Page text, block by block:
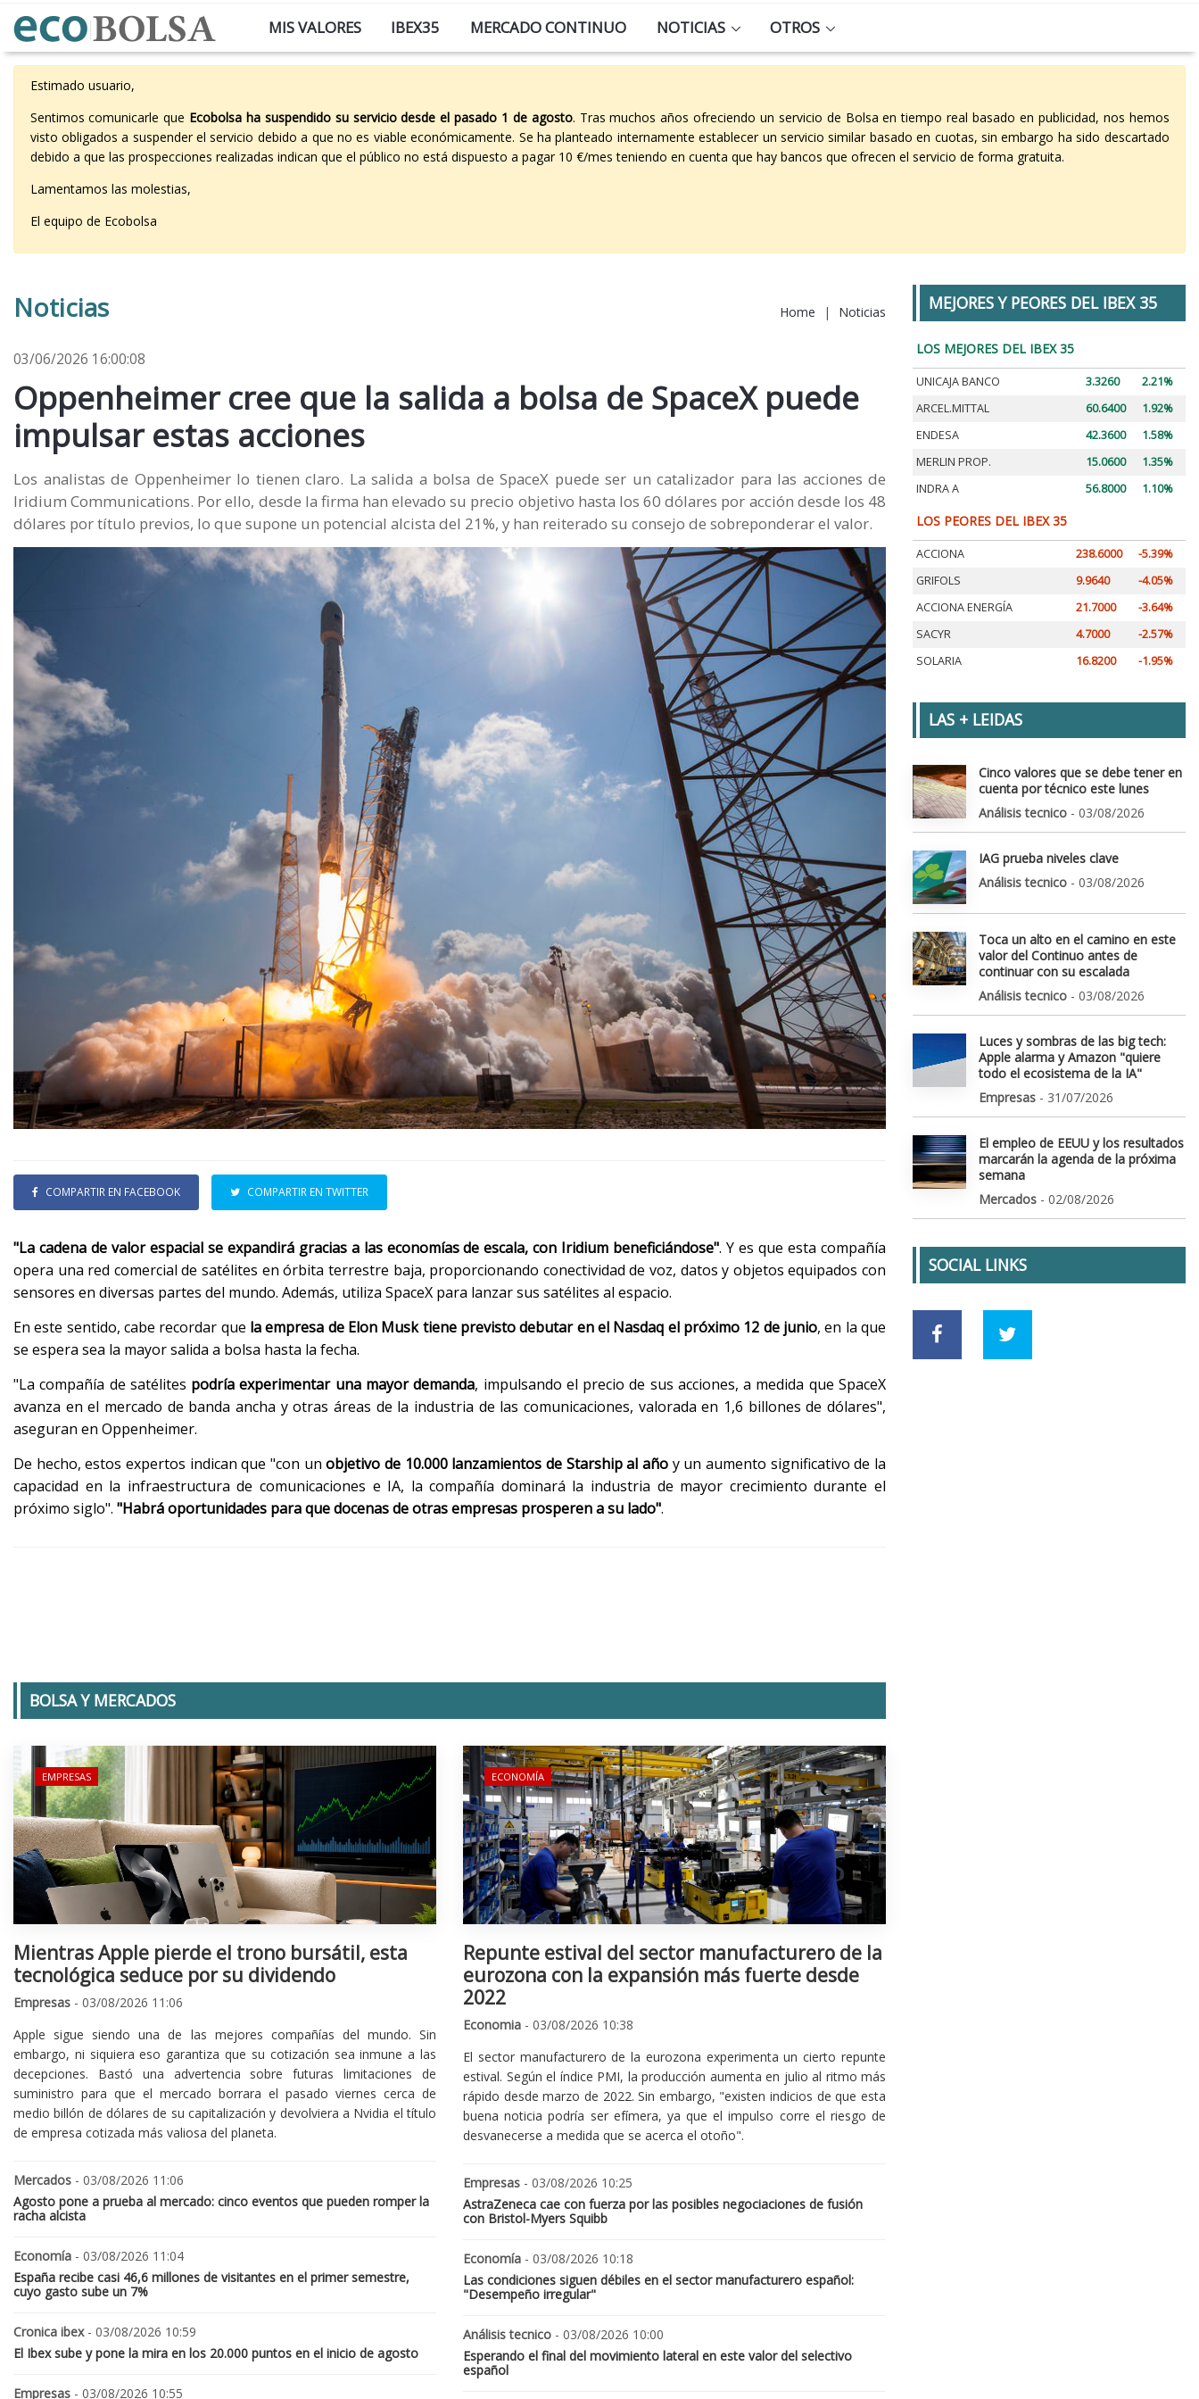
MIS VALORES IBEX35 MERCADO CONTINUO NOTICIAS OTROS
Estimado usuario,
Sentimos comunicarle que Ecobolsa ha suspendido su servicio desde el pasado 1 de agosto. Tras muchos años ofreciendo un servicio de Bolsa en tiempo real basado en publicidad, nos hemos
visto obligados a suspender el servicio debido a que no es viable económicamente. Se ha planteado internamente establecer un servicio similar basado en cuotas, sin embargo ha sido descartado
debido a que las prospecciones realizadas indican que el público no está dispuesto a pagar 10 €/mes teniendo en cuenta que hay bancos que ofrecen el servicio de forma gratuita.
Lamentamos las molestias,
El equipo de Ecobolsa
Noticias Home | Noticias
03/06/2026 16:00:08
Oppenheimer cree que la salida a bolsa de SpaceX puede
impulsar estas acciones
Los analistas de Oppenheimer lo tienen claro. La salida a bolsa de SpaceX puede ser un catalizador para las acciones de
Iridium Communications. Por ello, desde la firma han elevado su precio objetivo hasta los 60 dólares por acción desde los 48
dólares por título previos, lo que supone un potencial alcista del 21%, y han reiterado su consejo de sobreponderar el valor.
COMPARTIR EN FACEBOOK COMPARTIR EN TWITTER
"La cadena de valor espacial se expandirá gracias a las economías de escala, con Iridium beneficiándose". Y es que esta compañía
opera una red comercial de satélites en órbita terrestre baja, proporcionando conectividad de voz, datos y objetos equipados con
sensores en diversas partes del mundo. Además, utiliza SpaceX para lanzar sus satélites al espacio.
En este sentido, cabe recordar que la empresa de Elon Musk tiene previsto debutar en el Nasdaq el próximo 12 de junio, en la que
se espera sea la mayor salida a bolsa hasta la fecha.
"La compañía de satélites podría experimentar una mayor demanda, impulsando el precio de sus acciones, a medida que SpaceX
avanza en el mercado de banda ancha y otras áreas de la industria de las comunicaciones, valorada en 1,6 billones de dólares",
aseguran en Oppenheimer.
De hecho, estos expertos indican que "con unobjetivo de 10.000 lanzamientos de Starship al año y un aumento significativo de la
capacidad en la infraestructura de comunicaciones e IA, la compañía dominará la industria de mayor crecimiento durante el
próximo siglo". "Habrá oportunidades para que docenas de otras empresas prosperen a su lado".
BOLSA Y MERCADOS
EMPRESAS
Mientras Apple pierde el trono bursátil, esta
tecnológica seduce por su dividendo
Empresas - 03/08/2026 11:06
Apple sigue siendo una de las mejores compañías del mundo. Sin
embargo, ni siquiera eso garantiza que su cotización sea inmune a las
decepciones. Bastó una advertencia sobre futuras limitaciones de
suministro para que el mercado borrara el pasado viernes cerca de
medio billón de dólares de su capitalización y devolviera a Nvidia el título
de empresa cotizada más valiosa del planeta.
Mercados - 03/08/2026 11:06
Agosto pone a prueba al mercado: cinco eventos que pueden romper la
racha alcista
Economía - 03/08/2026 11:04
España recibe casi 46,6 millones de visitantes en el primer semestre,
cuyo gasto sube un 7%
Cronica ibex- 03/08/2026 10:59
El Ibex sube y pone la mira en los 20.000 puntos en el inicio de agosto
Empresas - 03/08/2026 10:55
ECONOMÍA
Repunte estival del sector manufacturero de la
eurozona con la expansión más fuerte desde
2022
Economia - 03/08/2026 10:38
El sector manufacturero de la eurozona experimenta un cierto repunte
estival. Según el índice PMI, la producción aumenta en julio al ritmo más
rápido desde marzo de 2022. Sin embargo, "existen indicios de que esta
buena noticia podría ser efímera, ya que el impulso corre el riesgo de
desvanecerse a medida que se acerca el otoño".
Empresas - 03/08/2026 10:25
AstraZeneca cae con fuerza por las posibles negociaciones de fusión
con Bristol-Myers Squibb
Economía - 03/08/2026 10:18
Las condiciones siguen débiles en el sector manufacturero español:
"Desempeño irregular"
Análisis tecnico - 03/08/2026 10:00
Esperando el final del movimiento lateral en este valor del selectivo
español
MEJORES Y PEORES DEL IBEX 35
LOS MEJORES DEL IBEX 35
UNICAJA BANCO 3.3260
2.21%
ARCEL.MITTAL
60.6400
1.92%
ENDESA
42.3600
1.58%
MERLIN PROP.
15.0600
1.35%
INDRA A
56.8000 1.10%
LOS PEORES DEL IBEX 35
ACCIONA 238.6000
-5.39%
GRIFOLS
9.9640
-4.05%
ACCIONA ENERGÍA
21.7000
-3.64%
SACYR
4.7000
-2.57%
SOLARIA
16.8200 -1.95%
LAS + LEIDAS
Cinco valores que se debe tener en
cuenta por técnico este lunes
Análisis tecnico - 03/08/2026
IAG prueba niveles clave
Análisis tecnico - 03/08/2026
Toca un alto en el camino en este
valor del Continuo antes de
continuar con su escalada
Análisis tecnico - 03/08/2026
Luces y sombras de las big tech:
Apple alarma y Amazon "quiere
todo el ecosistema de la IA"
Empresas - 31/07/2026
El empleo de EEUU y los resultados
marcarán la agenda de la próxima
semana
Mercados - 02/08/2026
SOCIAL LINKS